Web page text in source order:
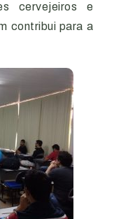
cervejeiros e
contribui para a